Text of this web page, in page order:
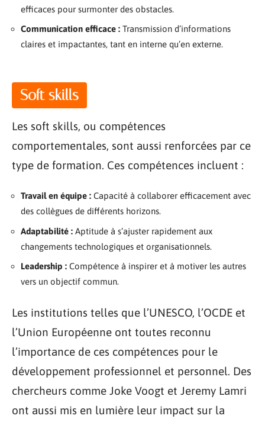
efficaces pour surmonter des obstacles.
Communication efficace : Transmission d’informations
claires et impactantes, tant en interne qu’en externe.
Soft skills
Les soft skills, ou compétences
comportementales, sont aussi renforcées par ce
type de formation. Ces compétences incluent :
Travail en équipe : Capacité à collaborer efficacement avec
des collègues de différents horizons.
Adaptabilité : Aptitude à s’ajuster rapidement aux
changements technologiques et organisationnels.
Leadership : Compétence à inspirer et à motiver les autres
vers un objectif commun.
Les institutions telles que l’UNESCO, l’OCDE et
l’Union Européenne ont toutes reconnu
l’importance de ces compétences pour le
développement professionnel et personnel. Des
chercheurs comme Joke Voogt et Jeremy Lamri
ont aussi mis en lumière leur impact sur la